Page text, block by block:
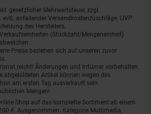
gesetzlicher Mehrwertsteuer, zzgl.
evtl. anfallender Versandkostenzuschläge. UVP:
des Herstellers.
(Stückzahl/Mengeneinheit)
Preise beziehen sich auf unseren zuvor
reicht! Änderungen und Irrtümer vorbehalten.
abgebildeten Artikel können wegen des
am ersten Tag ausverkauft sein.
Mengen!
Shop auf das komplette Sortiment ab einem
€. Ausgenommen: Kategorie Multimedia,